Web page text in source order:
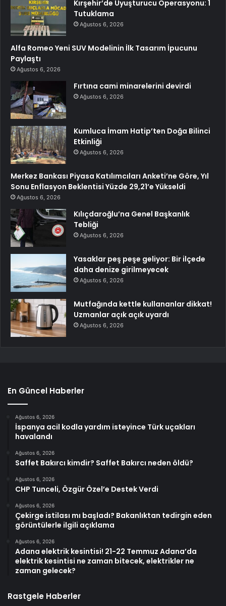
Kırşehir’de Uyuşturucu Operasyonu: 1
Tutuklama
Ağustos 6, 2026
Alfa Romeo Yeni SUV Modelinin İlk Tasarım İpucunu
Paylaştı
Ağustos 6, 2026
Fırtına cami minarelerini devirdi
Ağustos 6, 2026
Kumluca İmam Hatip’ten Doğa Bilinci
Etkinliği
Ağustos 6, 2026
Merkez Bankası Piyasa Katılımcıları Anketi’ne Göre, Yıl
Sonu Enflasyon Beklentisi Yüzde 29,21’e Yükseldi
Ağustos 6, 2026
Kılıçdaroğlu’na Genel Başkanlık
Tebliği
Ağustos 6, 2026
Yasaklar peş peşe geliyor: Bir ilçede
daha denize girilmeyecek
Ağustos 6, 2026
Mutfağında kettle kullananlar dikkat!
Uzmanlar açık açık uyardı
Ağustos 6, 2026
En Güncel Haberler
Ağustos 6, 2026
İspanya acil kodla yardım isteyince Türk uçakları
havalandı
Ağustos 6, 2026
Saffet Bakırcı kimdir? Saffet Bakırcı neden öldü?
Ağustos 6, 2026
CHP Tunceli, Özgür Özel’e Destek Verdi
Ağustos 6, 2026
Çekirge istilası mı başladı? Bakanlıktan tedirgin eden
görüntülerle ilgili açıklama
Ağustos 6, 2026
Adana elektrik kesintisi! 21-22 Temmuz Adana’da
elektrik kesintisi ne zaman bitecek, elektrikler ne
zaman gelecek?
Rastgele Haberler